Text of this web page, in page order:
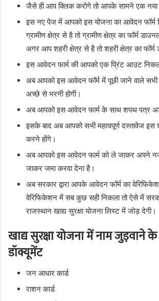
जैसे ही आप क्लिक करोगे तो आपके सामने एक
इस नए पेज में आपको इस योजना का आवेदन फॉर्म
ग्रामीण क्षेत्र से है तो ग्रामीण क्षेत्र का फॉर्म
अगर आप शहरी क्षेत्र से है तो शहरी क्षेत्र का
इस आवेदन फार्म की आपको एक प्रिंट आउट
अब आपको इस आवेदन फॉर्म में पूछी जाने वाले सभी
अच्छे से भरनी होगी।
अब आपको इस आवेदन फार्म के साथ शपथ पत्र
इसके बाद अब आपको सभी महत्वपूर्ण दस्तावेज
करने होंगे।
अब आपको इस आवेदन फार्म को ले जाकर अपने
जाकर जमा करवा देना है।
अब सरकार द्वारा आपके आवेदन फॉर्म का
वेरिफिकेशन में सब कुछ सही निकला तो ऐसे में
राजस्थान खाद्य सुरक्षा योजना लिस्ट में जोड़ देगी।
खाद्य सुरक्षा योजना में नाम जुड़वाने
डॉक्यूमेंट
जन आधार कार्ड
राशन कार्ड